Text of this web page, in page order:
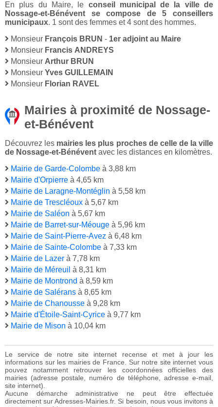
En plus du Maire, le conseil municipal de la ville de
Nossage-et-Bénévent se compose de 5 conseillers
municipaux. 1 sont des femmes et 4 sont des hommes.
Monsieur François BRUN - 1er adjoint au Maire
Monsieur Francis ANDREYS
Monsieur Arthur BRUN
Monsieur Yves GUILLEMAIN
Monsieur Florian RAVEL
Mairies à proximité de Nossage-
et-Bénévent
Découvrez les mairies les plus proches de celle de la ville
de Nossage-et-Bénévent avec les distances en kilomètres.
Mairie de Garde-Colombe à 3,88 km
Mairie d'Orpierre à 4,65 km
Mairie de Laragne-Montéglin à 5,58 km
Mairie de Trescléoux à 5,67 km
Mairie de Saléon à 5,67 km
Mairie de Barret-sur-Méouge à 5,96 km
Mairie de Saint-Pierre-Avez à 6,48 km
Mairie de Sainte-Colombe à 7,33 km
Mairie de Lazer à 7,78 km
Mairie de Méreuil à 8,31 km
Mairie de Montrond à 8,59 km
Mairie de Salérans à 8,65 km
Mairie de Chanousse à 9,28 km
Mairie d'Étoile-Saint-Cyrice à 9,77 km
Mairie de Mison à 10,04 km
Le service de notre site internet recense et met à jour les
informations sur les mairies de France. Sur notre site internet vous
pouvez notamment retrouver les coordonnées officielles des
mairies (adresse postale, numéro de téléphone, adresse e-mail,
site internet).
Aucune démarche administrative ne peut être effectuée
directement sur Adresses-Mairies.fr. Si besoin, nous vous invitons à